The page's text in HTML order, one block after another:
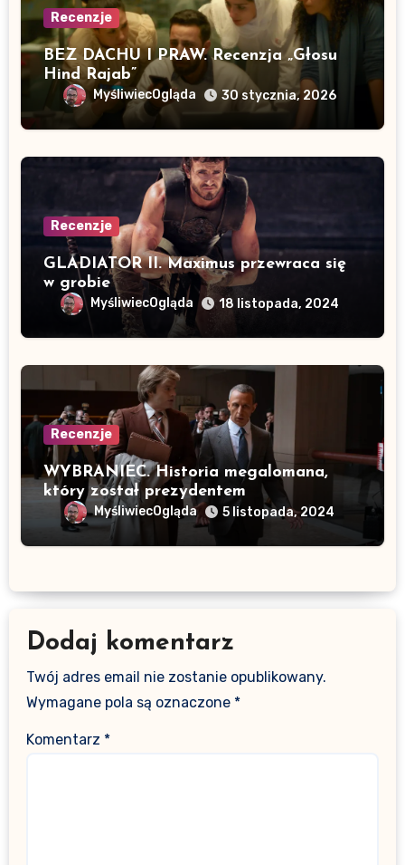
Recenzje
BEZ DACHU I PRAW. Recenzja „Głosu
Hind Rajab”
MyśliwiecOgląda 30 stycznia, 2026
Recenzje
GLADIATOR II. Maximus przewraca się
w grobie
MyśliwiecOgląda 18 listopada, 2024
Recenzje
WYBRANIEC. Historia megalomana,
który został prezydentem
MyśliwiecOgląda 5 listopada, 2024
Dodaj komentarz
Twój adres email nie zostanie opublikowany.
Wymagane pola są oznaczone *
Komentarz *